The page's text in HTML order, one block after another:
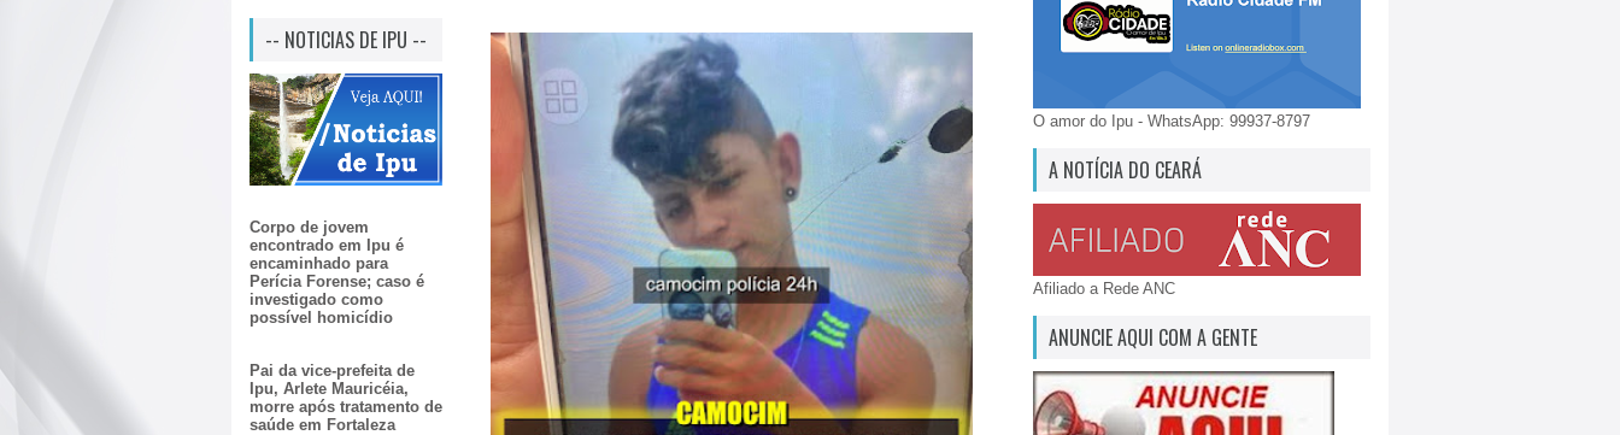
-- NOTICIAS DE IPU --
Corpo de jovem
encontrado em Ipu é
encaminhado para
Perícia Forense; caso é
investigado como
possível homicídio
Pai da vice-prefeita de
Ipu, Arlete Mauricéia,
morre após tratamento de
saúde em Fortaleza
O amor do Ipu - WhatsApp: 99937-8797
A NOTÍCIA DO CEARÁ
Afiliado a Rede ANC
ANUNCIE AQUI COM A GENTE